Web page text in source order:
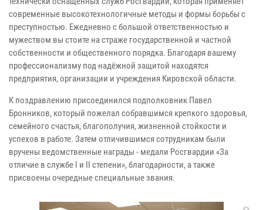
современные высокотехнологичные методы и формы борьбы с
преступностью. Ежедневно с большой ответственностью и
мужеством вы стоите на страже государственной и частной
собственности и общественного порядка. Благодаря вашему
профессионализму под надёжной защитой находятся
предприятия, организации и учреждения Кировской области.
К поздравлению присоединился подполковник Павел
Бронников, который пожелал собравшимся крепкого здоровья,
семейного счастья, благополучия, жизненной стойкости и
успехов в работе. Затем отличившимся сотрудникам были
вручены ведомственные награды - медали Росгвардии «За
отличие в службе I и II степени», благодарности, а также
присвоены очередные специальные звания.